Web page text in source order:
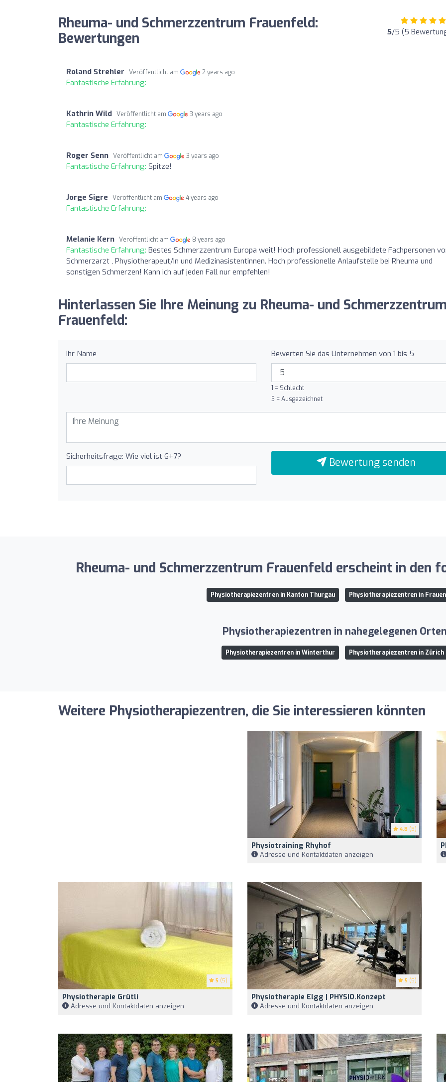
Rheuma- und Schmerzzentrum Frauenfeld:
Bewertungen
5/5 (5
Roland Strehler Veröffentlicht am 2 years ago
Fantastische Erfahrung:
Kathrin Wild Veröffentlicht am 3 years ago
Fantastische Erfahrung:
Roger Senn Veröffentlicht am 3 years ago
Fantastische Erfahrung: Spitze!
Jorge Sigre Veröffentlicht am 4 years ago
Fantastische Erfahrung:
Melanie Kern Veröffentlicht am 8 years ago
Fantastische Erfahrung: Bestes Schmerzzentrum Europa weit! Hoch professionell ausgebildete Fachpersonen
Schmerzarzt , Physiotherapeut/In und Medizinasistentinnen. Hoch professionelle Anlaufstelle bei Rheuma und
sonstigen Schmerzen! Kann ich auf jeden Fall nur empfehlen!
Hinterlassen Sie Ihre Meinung zu Rheuma- und
Frauenfeld:
Ihr Name Bewerten Sie das Unternehmen von 1 bis 5
1 = Schlecht
5 = Ausgezeichnet
Sicherheitsfrage: Wie viel ist 6+7? Bewertung senden
Rheuma- und Schmerzzentrum Frauenfeld erscheint in den
Physiotherapiezentren in Kanton Thurgau Physiotherapiezentren in
Physiotherapiezentren in nahegelegenen
Physiotherapiezentren in Winterthur Physiotherapiezentren in Zürich
Weitere Physiotherapiezentren, die Sie interessieren könnten
4.8 (5)
Physiotraining Rhyhof
Adresse und Kontaktdaten anzeigen
5 (5)
Physiotherapie Grütli
Adresse und Kontaktdaten anzeigen
5 (5)
Physiotherapie Elgg | PHYSIO.Konzept
Adresse und Kontaktdaten anzeigen